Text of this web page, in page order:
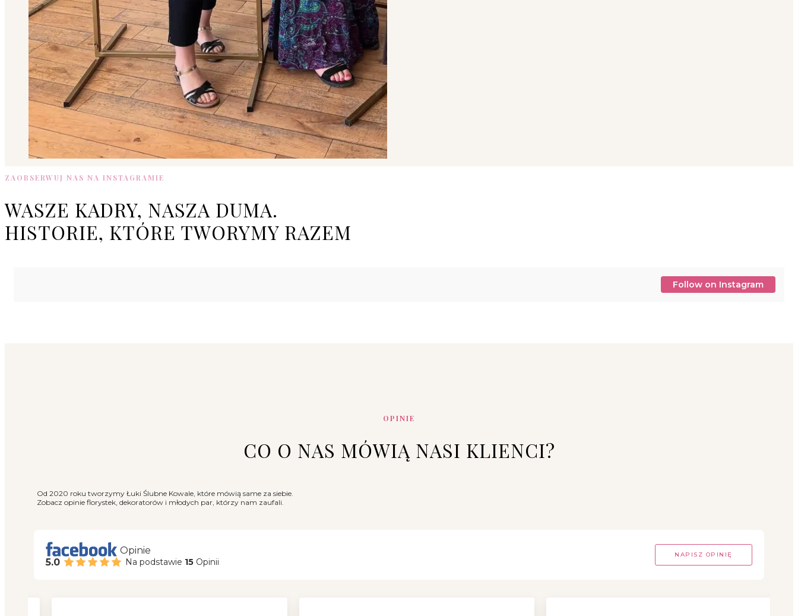
ZAOBSERWUJ NAS NA INSTAGRAMIE
WASZE KADRY, NASZA DUMA.
HISTORIE, KTÓRE TWORYMY RAZEM
Follow on Instagram
OPINIE
CO O NAS MÓWIĄ NASI KLIENCI?
Od 2020 roku tworzymy Łuki Ślubne Kowale, które mówią same za siebie.
Zobacz opinie florystek, dekoratorów i młodych par, którzy nam zaufali.
Opinie
5.0
Na podstawie 15 Opinii
NAPISZ OPINIĘ